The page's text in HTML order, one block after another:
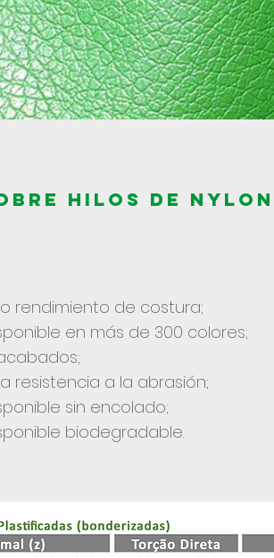
sobre Hilos de
rendimiento de costura;
en más de 300 colores;
resistencia a la abrasión;
sin encolado;
biodegradable.